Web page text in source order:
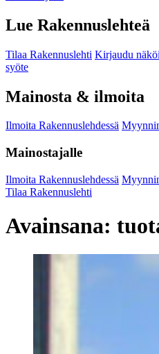
Lue Rakennuslehteä
Tilaa Rakennuslehti Kirjaudu
syöte
Mainosta & ilmoita
Ilmoita Rakennuslehdessä
Mainostajalle
Ilmoita Rakennuslehdessä
Tilaa Rakennuslehti
Avainsana: